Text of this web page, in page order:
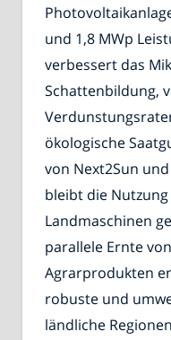
und 1,8 MWp
verbessert das
Schattenbildung,
ökologische
von Next2Sun
bleibt die
Landmaschinen
parallele Ernte
Agrarprodukten
robuste und
ländliche